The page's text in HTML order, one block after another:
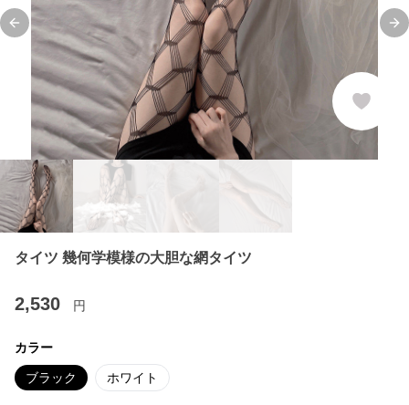
Previous slide
タイツ 幾何学模様の大胆な網タイツ
2,530 円
カラー
ブラック ホワイト